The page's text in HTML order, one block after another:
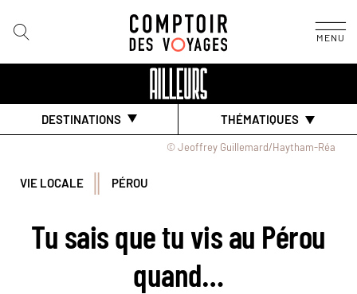
MENU
DESTINATIONS THÉMATIQUES
© Jeoffrey Guillemard/Haytham-Réa
VIE LOCALE PÉROU
Tu sais que tu vis au Pérou
quand…